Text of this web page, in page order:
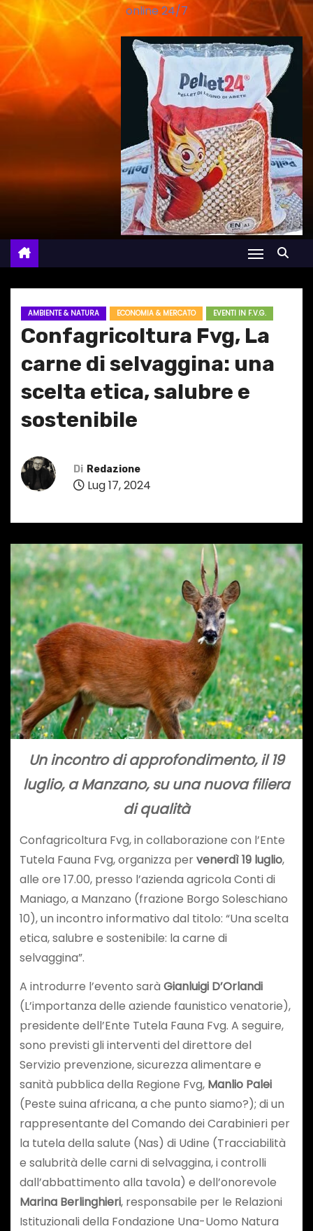
online 24/7
AMBIENTE & NATURA ECONOMIA & MERCATO EVENTI IN F.V.G.
Confagricoltura Fvg, La
carne di selvaggina: una
scelta etica, salubre e
sostenibile
Di Redazione
Lug 17, 2024
Un incontro di approfondimento, il 19
luglio, a Manzano, su una nuova filiera
di qualità
Confagricoltura Fvg, in collaborazione con l’Ente
Tutela Fauna Fvg, organizza pervenerdì 19 luglio,
alle ore 17.00, presso l’azienda agricola Conti di
Maniago, a Manzano (frazione Borgo Soleschiano
10), un incontro informativo dal titolo: “Una scelta
etica, salubre e sostenibile: la carne di
selvaggina”.
A introdurre l’evento sarà Gianluigi D’Orlandi
(L’importanza delle aziende faunistico venatorie),
presidente dell’Ente Tutela Fauna Fvg. A seguire,
sono previsti gli interventi del direttore del
Servizio prevenzione, sicurezza alimentare e
sanità pubblica della Regione Fvg, Manlio Palei
(Peste suina africana, a che punto siamo?); di un
rappresentante del Comando dei Carabinieri per
la tutela della salute (Nas) di Udine (Tracciabilità
e salubrità delle carni di selvaggina, i controlli
dall’abbattimento alla tavola) e dell’onorevole
Marina Berlinghieri, responsabile per le Relazioni
Istituzionali della Fondazione Una-Uomo Natura